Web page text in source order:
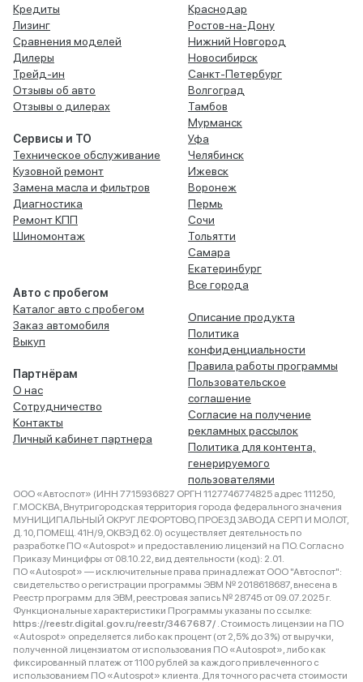
Кредиты
Лизинг
Сравнения моделей
Дилеры
Трейд-ин
Отзывы об авто
Отзывы о дилерах
Сервисы и ТО
Техническое обслуживание
Кузовной ремонт
Замена масла и фильтров
Диагностика
Ремонт КПП
Шиномонтаж
Авто с пробегом
Каталог авто с пробегом
Заказ автомобиля
Выкуп
Партнёрам
О нас
Сотрудничество
Контакты
Личный кабинет партнера
Краснодар
Ростов-на-Дону
Нижний Новгород
Новосибирск
Санкт-Петербург
Волгоград
Тамбов
Мурманск
Уфа
Челябинск
Ижевск
Воронеж
Пермь
Сочи
Тольятти
Самара
Екатеринбург
Все города
Описание продукта
Политика
конфиденциальности
Правила работы программы
Пользовательское
соглашение
Согласие на получение
рекламных рассылок
Политика для контента,
генерируемого
пользователями
ООО «Автоспот» (ИНН 7715936827 ОРГН 1127746774825 адрес 111250,
Г.МОСКВА, Внутригородская территория города федерального значения
МУНИЦИПАЛЬНЫЙ ОКРУГ ЛЕФОРТОВО, ПРОЕЗД ЗАВОДА СЕРП И МОЛОТ,
Д. 10, ПОМЕЩ. 41Н/9, ОКВЭД 62.0) осуществляет деятельность по
разработке ПО «Autospot» и предоставлению лицензий на ПО. Согласно
Приказу Минцифры от 08.10.22, вид деятельности (код): 2.01.
ПО «Autospot» — исключительные права принадлежат ООО "Автоспот":
свидетельство о регистрации программы ЭВМ № 2018618687, внесена в
Реестр программ для ЭВМ, реестровая запись № 28745 от 09.07.2025 г.
Функциональные характеристики Программы указаны по ссылке:
https://reestr.digital.gov.ru/reestr/3467687/ . Стоимость лицензии на ПО
«Autospot» определяется либо как процент (от 2,5% до 3%) от выручки,
полученной лицензиатом от использования ПО «Autospot», либо как
фиксированный платеж от 1100 рублей за каждого привлеченного с
использованием ПО «Autospot» клиента. Для точного расчета стоимости